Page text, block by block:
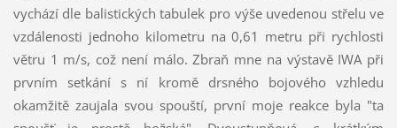
vychází dle balistických tabulek pro výše uvedenou střelu ve
vzdálenosti jednoho kilometru na 0,61 metru při rychlosti
větru 1 m/s, což není málo. Zbraň mne na výstavě IWA při
prvním setkání s ní kromě drsného bojového vzhledu
okamžitě zaujala svou spouští, první moje reakce byla "ta